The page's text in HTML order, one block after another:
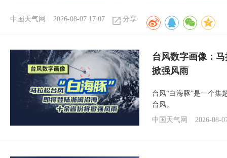
中国天气网 2026-08-07 17:07 分享
台风数字画像：
掀强风雨
台风“白海豚”是一个集
台风。
中国天气网
2026-08-